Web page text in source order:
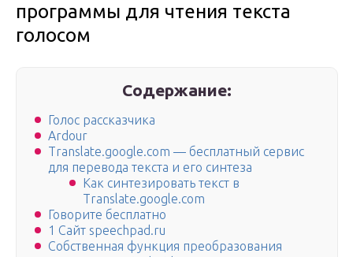
программы для чтения текста
голосом
Содержание:
Голос рассказчика
Ardour
Translate.google.com — бесплатный сервис
для перевода текста и его синтеза
Как синтезировать текст в
Translate.google.com
Говорите бесплатно
1 Сайт speechpad.ru
Собственная функция преобразования